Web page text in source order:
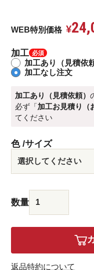
WEB特別価格 ¥
加工
加工あり（見積依
加工なし注文
加工あり（見積依頼）
必ず「加工お見積り（
てください
色 サイズ
返品特約について